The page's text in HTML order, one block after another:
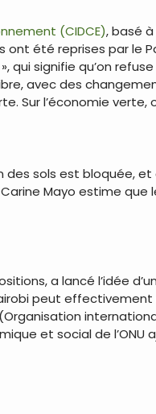
(CIDCE), basé
été reprises par le
qui signifie qu’on
avec des
Sur l’économie verte,
sols est bloquée,
Mayo estime
a lancé l’idée
peut
et social de